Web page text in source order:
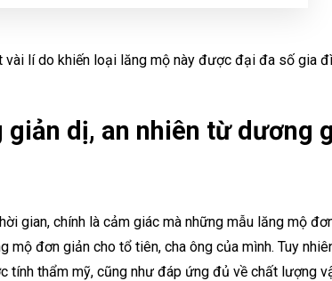
lí do khiến loại lăng mộ này được đại đa số gia
dị, an nhiên từ dương
gian, chính là cảm giác mà những mẫu lăng mộ
mộ đơn giản cho tổ tiên, cha ông của mình. Tuy
thẩm mỹ, cũng như đáp ứng đủ về chất lượng